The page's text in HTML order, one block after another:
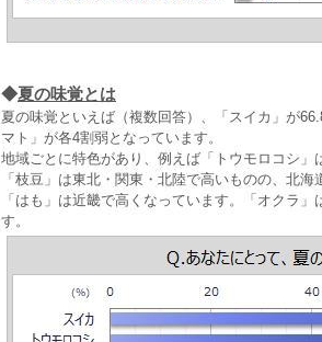
◆夏の味覚とは
夏の味覚といえば（複数回答）、「スイカ」が
マト」が各4割弱となっています。
地域ごとに特色があり、例えば「トウモロコシ
「枝豆」は東北・関東・北陸で高いものの、北
「はも」は近畿で高くなっています。「オクラ
す。